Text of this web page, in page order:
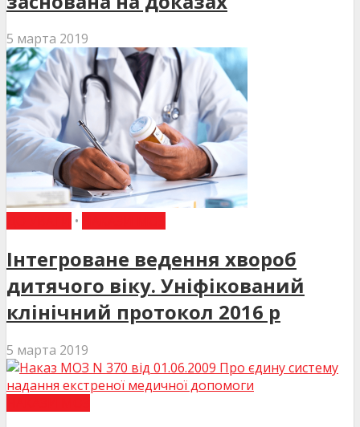
5 марта 2019
•
Інтегроване ведення хвороб
дитячого віку. Уніфікований
клінічний протокол 2016 р
5 марта 2019